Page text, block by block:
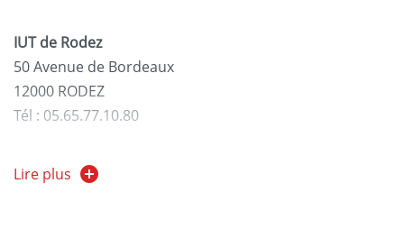
IUT de Rodez
50 Avenue de Bordeaux
12000 RODEZ
Tél : 05.65.77.10.80
Secrétariat du Département INFOCOM
Tél : 05.65.77.10.88
Lire plus